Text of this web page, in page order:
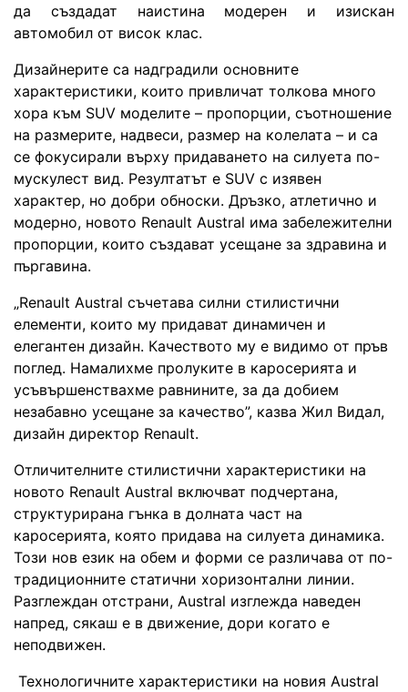
да създадат наистина модерен и изискан
автомобил от висок клас.
Дизайнерите са надградили основните
характеристики, които привличат толкова много
хора към SUV моделите – пропорции, съотношение
на размерите, надвеси, размер на колелата – и са
се фокусирали върху придаването на силуета по-
мускулест вид. Резултатът е SUV с изявен
характер, но добри обноски. Дръзко, атлетично и
модерно, новото Renault Austral има забележителни
пропорции, които създават усещане за здравина и
пъргавина.
„Renault Austral съчетава силни стилистични
елементи, които му придават динамичен и
елегантен дизайн. Качеството му е видимо от пръв
поглед. Намалихме пролуките в каросерията и
усъвършенствахме равнините, за да добием
незабавно усещане за качество”, казва Жил Видал,
дизайн директор Renault.
Отличителните стилистични характеристики на
новото Renault Austral включват подчертана,
структурирана гънка в долната част на
каросерията, която придава на силуета динамика.
Този нов език на обем и форми се различава от по-
традиционните статични хоризонтални линии.
Разглеждан отстрани, Austral изглежда наведен
напред, сякаш е в движение, дори когато е
неподвижен.
Технологичните характеристики на новия Austral